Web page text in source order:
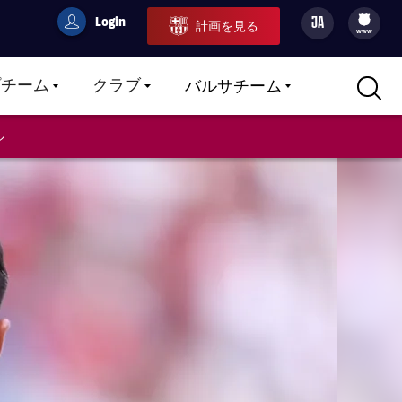
userCulers
Login 計画を見る JA
filled-badge
www
ーム
LABEL.ARIA.CARETDOWN
クラブLABEL.ARIA.CARETDOWN
バルサチームLABEL.ARIA.CARETDOWN